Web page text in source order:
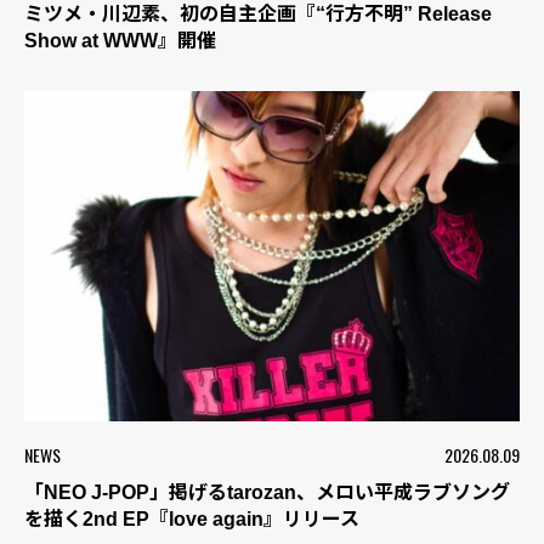
ミツメ・川辺素、初の自主企画『“行方不明” Release
Show at WWW』開催
NEWS 2026.08.09
「NEO J-POP」掲げるtarozan、メロい平成ラブソング
を描く2nd EP『love again』リリース